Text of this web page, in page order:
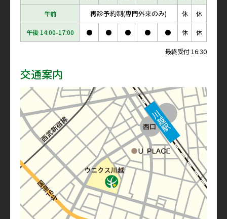
午前 再診予約制(専門外来のみ) 休 休
午後 14:00-17:00 ● ● ● ● ● 休 休
最終受付 16:30
交通案内